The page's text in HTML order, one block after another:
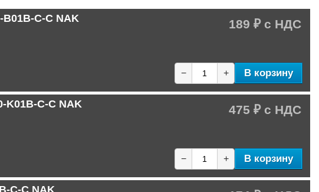
C-C NAK 189 ₽
− + В корзину
K01B-C-C NAK 475 ₽
− + В корзину
C-C NAK